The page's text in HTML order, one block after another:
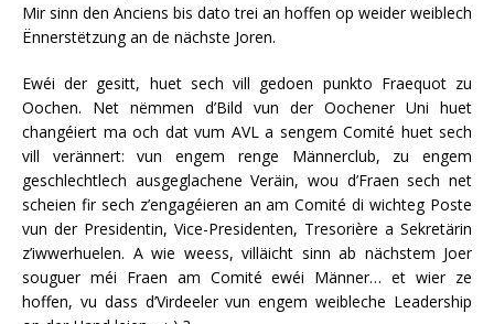
Mir sinn den Anciens bis dato trei an hoffen op weider weiblech
Ënnerstëtzung an de nächste Joren.
Ewéi der gesitt, huet sech vill gedoen punkto Fraequot zu
Oochen. Net nëmmen d’Bild vun der Oochener Uni huet
changéiert ma och dat vum AVL a sengem Comité huet sech
vill verännert: vun engem renge Männerclub, zu engem
geschlechtlech ausgeglachene Veräin, wou d’Fraen sech net
scheien fir sech z’engagéieren an am Comité di wichteg Poste
vun der Presidentin, Vice-Presidenten, Tresorière a Sekretärin
z’iwwerhuelen. A wie weess, villäicht sinn ab nächstem Joer
souguer méi Fraen am Comité ewéi Männer… et wier ze
hoffen, vu dass d’Virdeeler vun engem weibleche Leadership